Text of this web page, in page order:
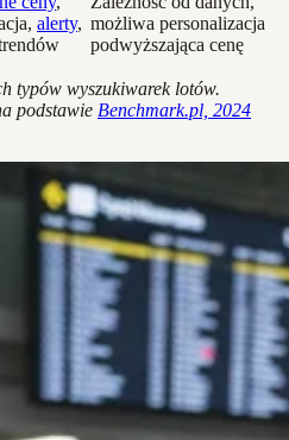
alerty, możliwa personalizacja
podwyższająca cenę
typów wyszukiwarek lotów.
podstawie Benchmark.pl, 2024